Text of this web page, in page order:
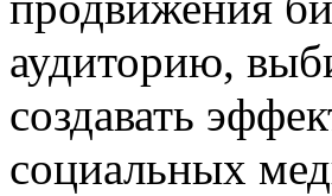
аудиторию,
создавать
социальных